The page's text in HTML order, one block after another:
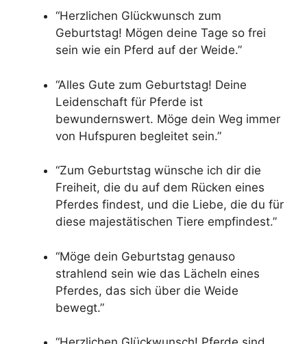
“Herzlichen Glückwunsch zum
Geburtstag! Mögen deine Tage so frei
sein wie ein Pferd auf der Weide.”
“Alles Gute zum Geburtstag! Deine
Leidenschaft für Pferde ist
bewundernswert. Möge dein Weg immer
von Hufspuren begleitet sein.”
“Zum Geburtstag wünsche ich dir die
Freiheit, die du auf dem Rücken eines
Pferdes findest, und die Liebe, die du für
diese majestätischen Tiere empfindest.”
“Möge dein Geburtstag genauso
strahlend sein wie das Lächeln eines
Pferdes, das sich über die Weide
bewegt.”